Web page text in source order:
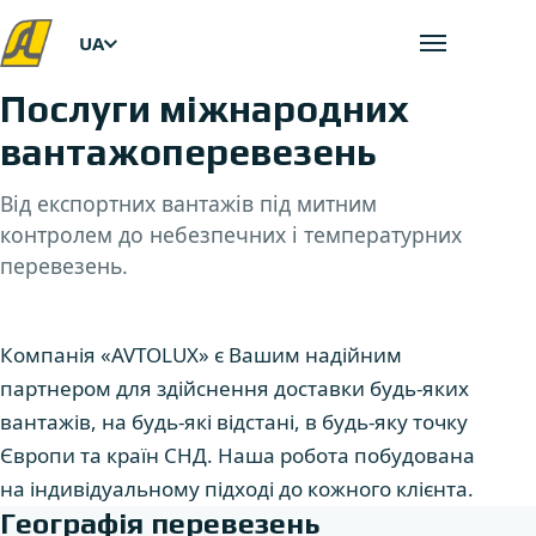
UA
Відкрити
Послуги міжнародних
вантажоперевезень
Від експортних вантажів під митним
контролем до небезпечних і температурних
перевезень.
Компанія «AVTOLUX» є Вашим надійним
партнером для здійснення доставки будь-яких
вантажів, на будь-які відстані, в будь-яку точку
Європи та країн СНД. Наша робота побудована
на індивідуальному підході до кожного клієнта.
Географія перевезень